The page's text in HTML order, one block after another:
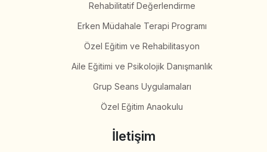
Rehabilitatif Değerlendirme
Erken Müdahale Terapi Programı
Özel Eğitim ve Rehabilitasyon
Aile Eğitimi ve Psikolojik Danışmanlık
Grup Seans Uygulamaları
Özel Eğitim Anaokulu
İletişim